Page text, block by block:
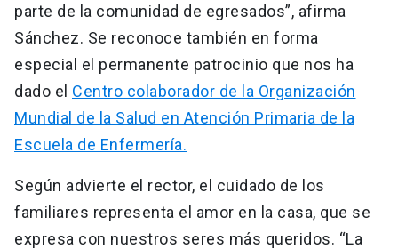
parte de la comunidad de egresados”, afirma
Sánchez. Se reconoce también en forma
especial el permanente patrocinio que nos ha
dado el Centro colaborador de la Organización
Mundial de la Salud en Atención Primaria de la
Escuela de Enfermería.
Según advierte el rector, el cuidado de los
familiares representa el amor en la casa, que se
expresa con nuestros seres más queridos. “La